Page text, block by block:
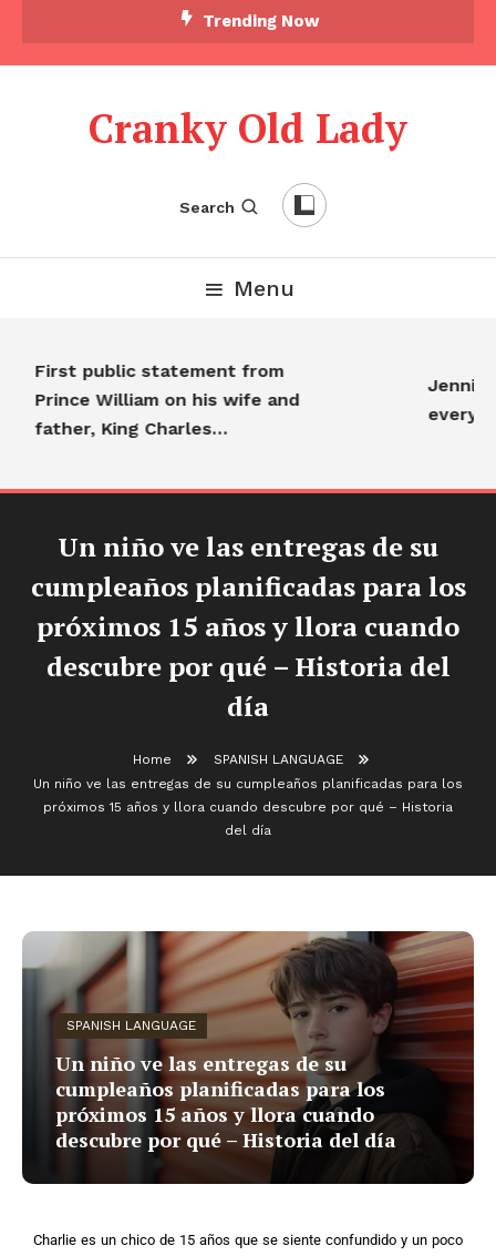
Trending Now
Cranky Old Lady
Search
Menu
First public statement from
Prince William on his wife and
father, King Charles…
Jennifer
Un niño ve las entregas de su
cumpleaños planificadas para los
próximos 15 años y llora cuando
descubre por qué – Historia del
día
Home
SPANISH LANGUAGE
Un niño ve las entregas de su cumpleaños planificadas para los
próximos 15 años y llora cuando descubre por qué – Historia
del día
SPANISH LANGUAGE
Un niño ve las entregas de su
cumpleaños planificadas para los
próximos 15 años y llora cuando
descubre por qué – Historia del día
Charlie es un chico de 15 años que se siente confundido y un poco